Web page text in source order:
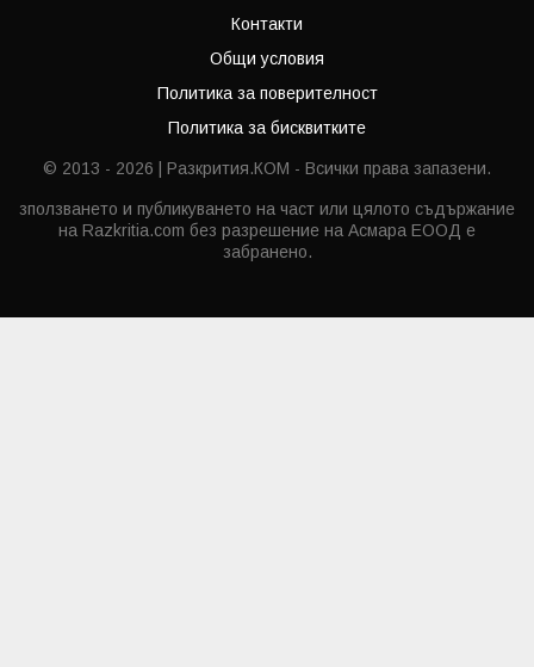
Контакти
Общи условия
Политика за поверителност
Политика за бисквитките
© 2013 - 2026 | Разкрития.КОМ - Всички права запазени.
зползването и публикуването на част или цялото съдържание
на Razkritia.com без разрешение на Асмара ЕООД е
забранено.